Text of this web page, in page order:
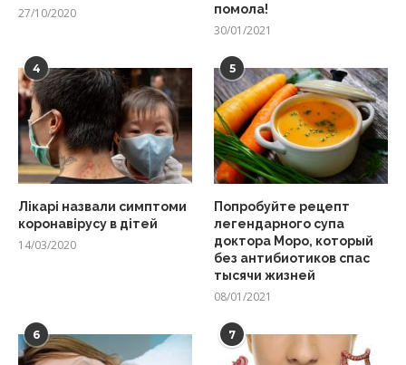
27/10/2020
помола!
30/01/2021
4
Лікарі назвали симптоми
коронавірусу в дітей
14/03/2020
5
Попробуйте рецепт
легендарного супа
доктора Моро, который
без антибиотиков спас
тысячи жизней
08/01/2021
6 7